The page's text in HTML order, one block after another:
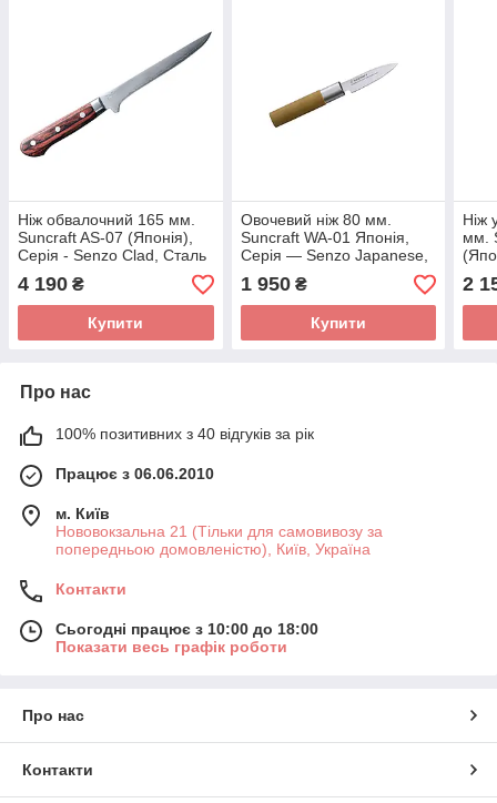
Ніж обвалочний 165 мм.
Suncraft AS-07 (Японія),
Серія - Senzo Clad, Сталь
AUS-10 3 шари, Руків'я —
Pakkawood.
4 190 ₴
Купити
Овочевий ніж 80 мм.
Suncraft WA-01 Японія,
Серія — Senzo Japanese,
MoV моносталь, Руків'я —
Просочене дерево
1 950₴
Купити
Ніж
мм.
2
Про нас
100% позитивних з 40 відгуків за рік
Працює з 06.06.2010
м. Київ
Нововокзальна 21 (Тільки для самовивозу за
попередньою домовленістю), Київ, Україна
Контакти
Сьогодні працює з 10:00 до 18:00
Показати весь графік роботи
Про нас
Контакти